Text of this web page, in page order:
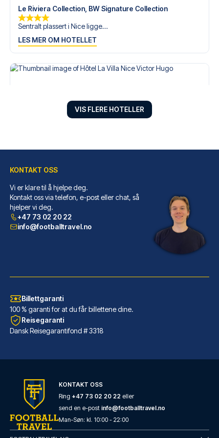
Le Riviera Collection, BW Signature Collection
Sentralt plassert i Nice ligge...
LES MER OM HOTELLET
Hôtel La Villa Nice Victor Hugo
Velger du Hôtel La Villa Nice ...
LES MER OM HOTELLET
Ibis Styles Nice Centre Gare
Dersom du velger Ibis Styles N...
LES MER OM HOTELLET
VIS FLERE HOTELLER
KONTAKT OSS
Vi er klare til å hjelpe deg.
Kontakt oss via telefon, e-post eller chat, så
hjelper vi deg.
+47 73 02 20 22
info@footballtravel.no
Billettgaranti
100 % garanti for at du får billettene dine.
Reisegaranti
Dansk Reisegarantifond # 3318
KONTAKT OSS
Ring +47 73 02 20 22 eller
send en e-post info@footballtravel.no
Man-Søn: kl. 10:00 - 22:00